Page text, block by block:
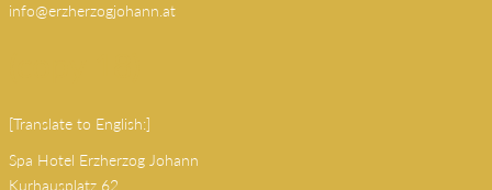
info@erzherzogjohann.at
[Translate to English:]
Spa Hotel Erzherzog Johann
Kurhausplatz 62